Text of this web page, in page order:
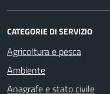
CATEGORIE DI SERVIZIO
Agricoltura e pesca
Ambiente
Anagrafe e stato civile